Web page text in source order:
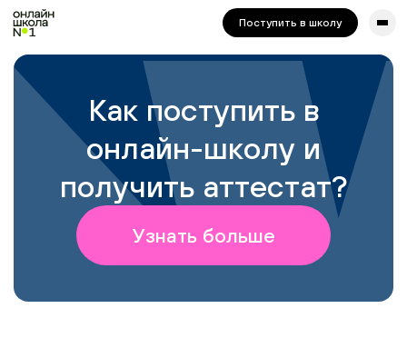
сайта. Для корректной работы попробуйте отключить VPN.
Поступить в школу
Как поступить в
онлайн-школу и
получить аттестат?
Узнать больше